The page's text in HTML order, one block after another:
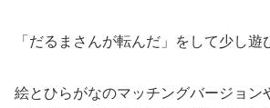
「だるまさんが転んだ」をして少し遊
絵とひらがなのマッチングバージョン